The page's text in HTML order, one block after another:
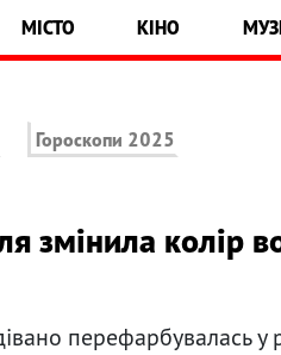
МІСТО КІНО
Гороскопи 2025
змінила колір
перефарбувалась у